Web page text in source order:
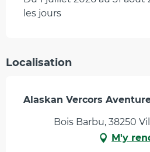
les jours
Localisation
Alaskan Vercors
Bois Barbu, 38250
M'y